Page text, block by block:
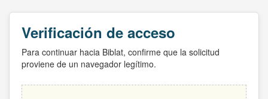
Verificación de acceso
Para continuar hacia Biblat, confirme que la solicitud
proviene de un navegador legítimo.